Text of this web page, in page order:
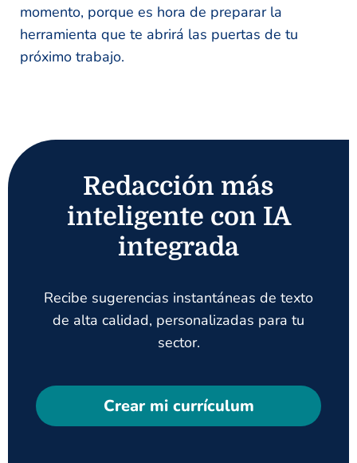
momento, porque es hora de preparar la
herramienta que te abrirá las puertas de tu
próximo trabajo.
Redacción más
inteligente con IA
integrada
Recibe sugerencias instantáneas de texto
de alta calidad, personalizadas para tu
sector.
Crear mi currículum